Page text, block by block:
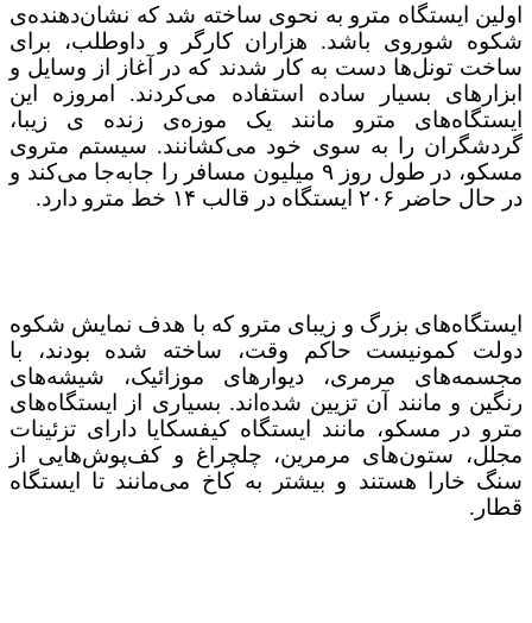
اولین ایستگاه مترو به نحوی ساخته شد که نشان‌دهنده‌ی
شکوه شوروی باشد. هزاران کارگر و داوطلب، برای
ساخت تونل‌ها دست به کار شدند که در آغاز از وسایل و
ابزارهای بسیار ساده استفاده می‌کردند. امروزه این
ایستگاه‌های مترو مانند یک موزه‌ی زنده ی زیبا،
گردشگران را به سوی خود می‌کشانند. سیستم متروی
مسکو، در طول روز ۹ میلیون مسافر را جابه‌جا می‌کند و
در حال حاضر ۲۰۶ ایستگاه در قالب ۱۴ خط مترو دارد.
ایستگاه‌های بزرگ و زیبای مترو که با هدف نمایش شکوه
دولت کمونیست حاکم وقت، ساخته شده بودند، با
مجسمه‌های مرمری، دیوارهای موزائیک، شیشه‌های
رنگین و مانند آن تزیین شده‌اند. بسیاری از ایستگاه‌های
مترو در مسکو، مانند ایستگاه کیفسکایا دارای تزئینات
مجلل، ستون‌های مرمرین، چلچراغ و کف‌پوش‌هایی از
سنگ خارا هستند و بیشتر به کاخ می‌مانند تا ایستگاه
قطار.